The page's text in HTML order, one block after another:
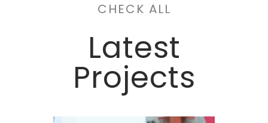
CHECK ALL
Latest
Projects